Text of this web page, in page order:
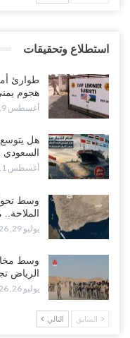
استطلاع وتحقيقات
طوارئ
هجوم
أغسطس 9, 2026
هل
السعودي
أغسطس 1, 2026
وسط
الملاحة..
يوليو 29, 2026
وسط
الرياض
يوليو 26, 2026
السابق التالي